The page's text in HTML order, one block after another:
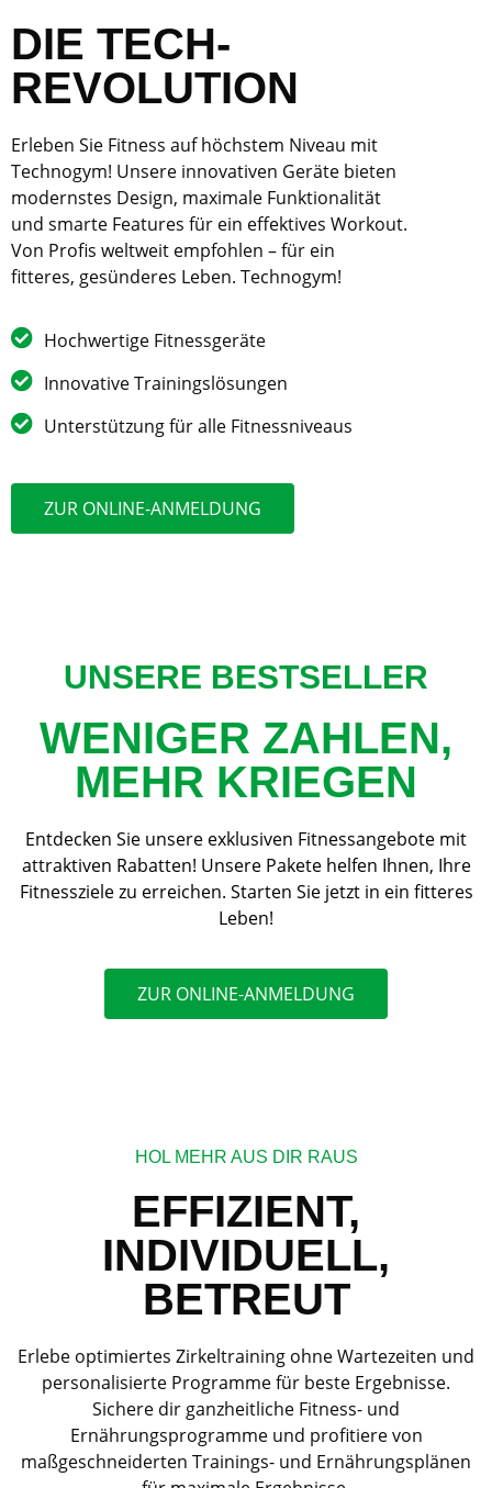
DIE TECH-
REVOLUTION
Erleben Sie Fitness auf höchstem Niveau mit
Technogym! Unsere innovativen Geräte bieten
modernstes Design, maximale Funktionalität
und smarte Features für ein effektives Workout.
Von Profis weltweit empfohlen – für ein
fitteres, gesünderes Leben. Technogym!
Hochwertige Fitnessgeräte
Innovative Trainingslösungen
Unterstützung für alle Fitnessniveaus
ZUR ONLINE-ANMELDUNG
UNSERE BESTSELLER
WENIGER ZAHLEN,
MEHR KRIEGEN
Entdecken Sie unsere exklusiven Fitnessangebote mit
attraktiven Rabatten! Unsere Pakete helfen Ihnen, Ihre
Fitnessziele zu erreichen. Starten Sie jetzt in ein fitteres
Leben!
ZUR ONLINE-ANMELDUNG
HOL MEHR AUS DIR RAUS
EFFIZIENT,
INDIVIDUELL,
BETREUT
Erlebe optimiertes Zirkeltraining ohne Wartezeiten und
personalisierte Programme für beste Ergebnisse.
Sichere dir ganzheitliche Fitness- und
Ernährungsprogramme und profitiere von
maßgeschneiderten Trainings- und Ernährungsplänen